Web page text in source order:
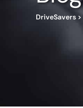
DriveSavers >